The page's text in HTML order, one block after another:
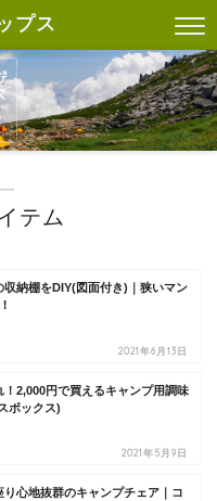
プス
テム
収納棚をDIY(図面付き)｜狭いマン
2021年6月13日
！2,000円で買えるキャンプ用調味
ボックス)
2021年5月9日
り心地抜群のキャンプチェア｜コ